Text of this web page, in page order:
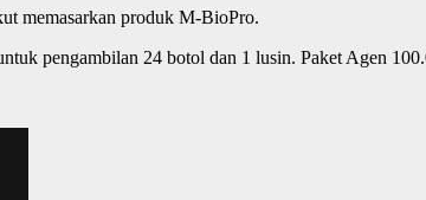
memasarkan produk M-BioPro.
pengambilan 24 botol dan 1 lusin. Paket Agen